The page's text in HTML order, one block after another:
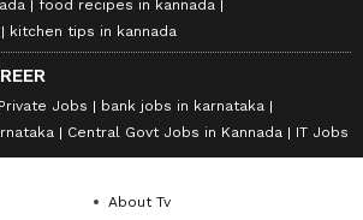
food recipes in kannada
kitchen tips in kannada
Private Jobs
bank jobs in karnataka
Central Govt Jobs in Kannada IT Jobs
About Tv